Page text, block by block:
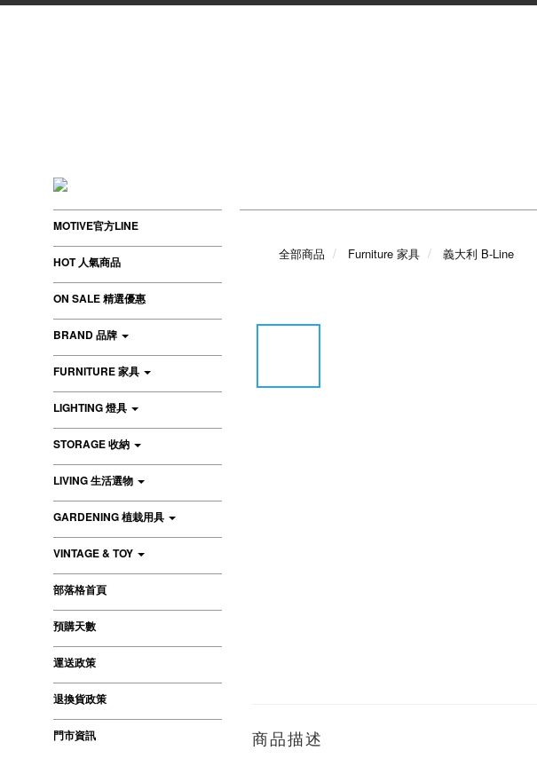
MOTIVE官方LINE
HOT 人氣商品
ON SALE 精選優惠
BRAND 品牌
FURNITURE 家具
LIGHTING 燈具
STORAGE 收納
LIVING 生活選物
GARDENING 植栽用具
VINTAGE & TOY
部落格首頁
預購天數
運送政策
退換貨政策
門市資訊
全部商品 Furniture 家具 義大利 B-Line
商品描述